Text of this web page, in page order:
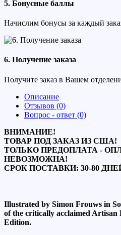
5. Бонусные баллы
Начислим бонусы за каждый
6. Получение заказа
Получите заказ в Вашем
Описание
Отзывов (0)
Вопрос - ответ (0)
ВНИМАНИЕ!
ТОВАР ПОД ЗАКАЗ ИЗ США!
ТОЛЬКО ПРЕДОПЛАТА -
НЕВОЗМОЖНА!
СРОК ПОСТАВКИ: 30-80
Illustrated by Simon Frouws in
of the critically acclaimed
Edition.